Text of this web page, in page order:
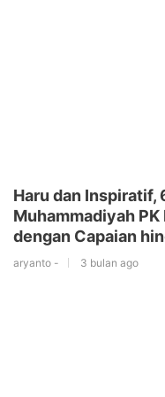
Haru dan Inspiratif,
Muhammadiyah
dengan Capaian
aryanto - 3 bulan ago